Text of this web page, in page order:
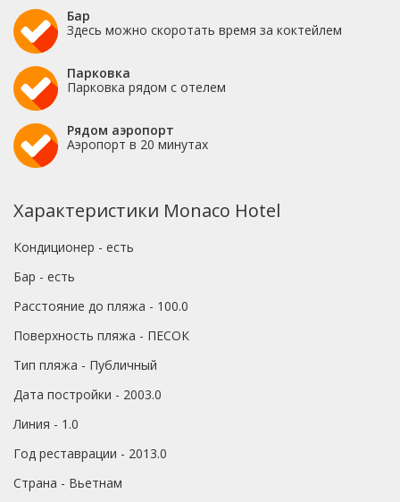
Бар
Здесь можно скоротать время за коктейлем
Парковка
Парковка рядом с отелем
Рядом аэропорт
Аэропорт в 20 минутах
Характеристики Monaco Hotel
Кондиционер - есть
Бар - есть
Расстояние до пляжа - 100.0
Поверхность пляжа - ПЕСОК
Тип пляжа - Публичный
Дата постройки - 2003.0
Линия - 1.0
Год реставрации - 2013.0
Страна - Вьетнам